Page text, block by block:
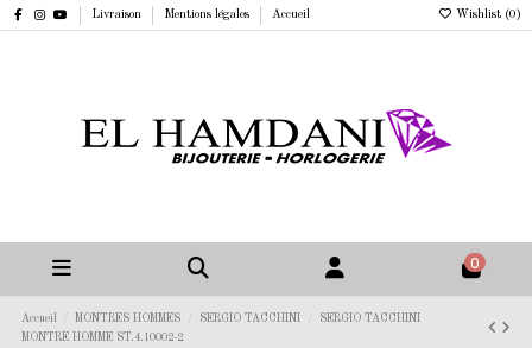
Livraison Mentions légales Accueil Wishlist (0 )
0
Accueil MONTRES HOMMES SERGIO TACCHINI
SERGIO TACCHINI
MONTRE HOMME ST.4.10002-2